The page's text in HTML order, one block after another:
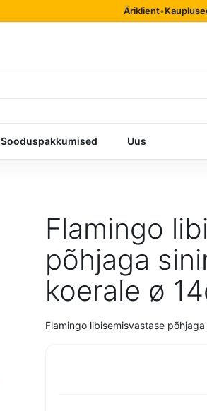
Äriklient•
Sooduspakkumised Uus
Flamingo
põhjaga
koerale ø
Flamingo libisemisvastase